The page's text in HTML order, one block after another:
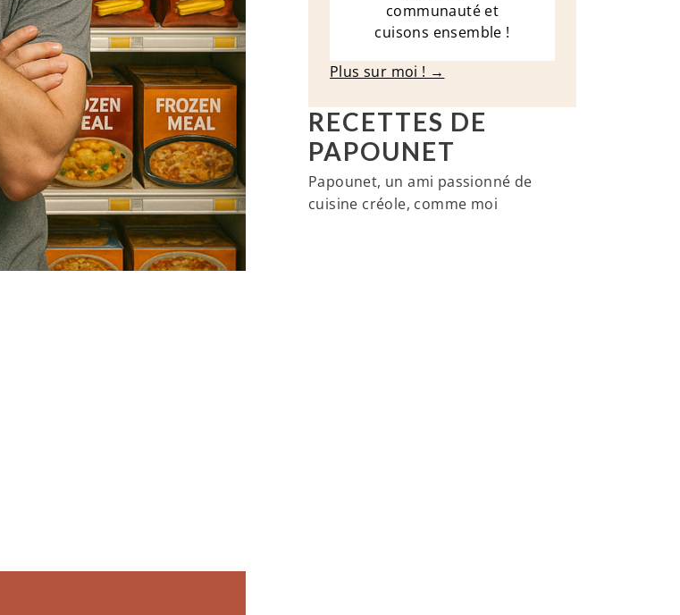
communauté et
cuisons ensemble !
Plus sur moi ! →
RECETTES DE
PAPOUNET
Papounet, un ami passionné de
cuisine créole, comme moi